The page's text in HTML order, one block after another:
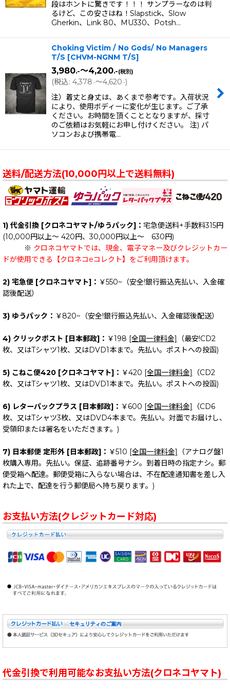
段はホントに驚きです！！！ サンプラーなのは判
るけど、この安さはね！Slapstick、Slow
Gherkin、Link 80、MU330、Potsh…
Choking Victim / No Gods/ No Managers
T/S [CHVM-NGNM T/S]
3,980.-～4,200.-(税別)
(税込: 4,378.-～4,620.-)
注）着丈と身丈は、あくまで参考です。入荷状況
により、使用ボディーに変化が生じます。ご了承
ください。お時間を頂くこととなりますが、採寸
のご依頼はお気軽にお申し付けください。 注) パ
ソコンおよび携帯電…
送料/配送方法(10,000円以上で送料無料)
1) 代金引換 [クロネコヤマト/ゆうパック]： 宅急便送料+手数料315円
(10,000円以上～ 420円、30,000円以上～ 630円)
※ クロネコヤマトでは、現金、電子マネー及びクレジットカー
ドが使用できる【クロネコeコレクト】をご利用頂けます。
2) 宅急便 [クロネコヤマト]： ￥550~（安全!銀行振込先払い、入金確
認後配送）
3) ゆうパック： ￥820~（安全!銀行振込先払い、入金確認後配送）
4) クリックポスト [日本郵政]： ￥198 [全国一律料金]
（最安!CD2
枚、又はTシャツ1枚、又はDVD1本まで。先払い。ポストへの投函)
5) こねこ便420 [クロネコヤマト]： ￥420 [全国一律料金]
（CD2
枚、又はTシャツ1枚、又はDVD1本まで。先払い。ポストへの投函)
6) レターパックプラス [日本郵政]： ￥600 [全国一律料金]
（CD6
枚、又はTシャツ3枚、又はDVD4本まで。先払い。対面でお届けし、
受領印または署名をいただきます。)
7) 日本郵便 定形外 [日本郵政]： ￥510 [全国一律料金]
（アナログ盤1
枚購入専用。先払い。保証、追跡番号ナシ。到着日時の指定ナシ。郵
便受箱へ配達。郵便受箱に入らない場合は、不在配達通知書を差し入
れた上で、配達を行う郵便局へ持ち戻ります。)
お支払い方法(クレジットカード対応)
代金引換で利用可能なお支払い方法(クロネコヤマト)